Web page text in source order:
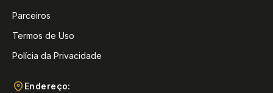
Parceiros
Termos de Uso
Polícia da Privacidade
Endereço: